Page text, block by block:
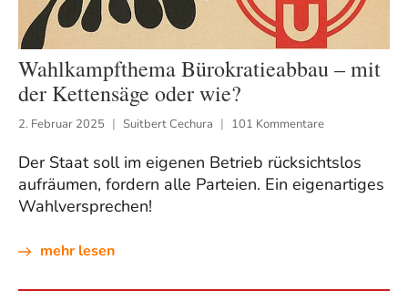
Wahlkampfthema Bürokratieabbau – mit
der Kettensäge oder wie?
2. Februar 2025 Suitbert Cechura 101 Kommentare
Der Staat soll im eigenen Betrieb rücksichtslos
aufräumen, fordern alle Parteien. Ein eigenartiges
Wahlversprechen!
mehr lesen